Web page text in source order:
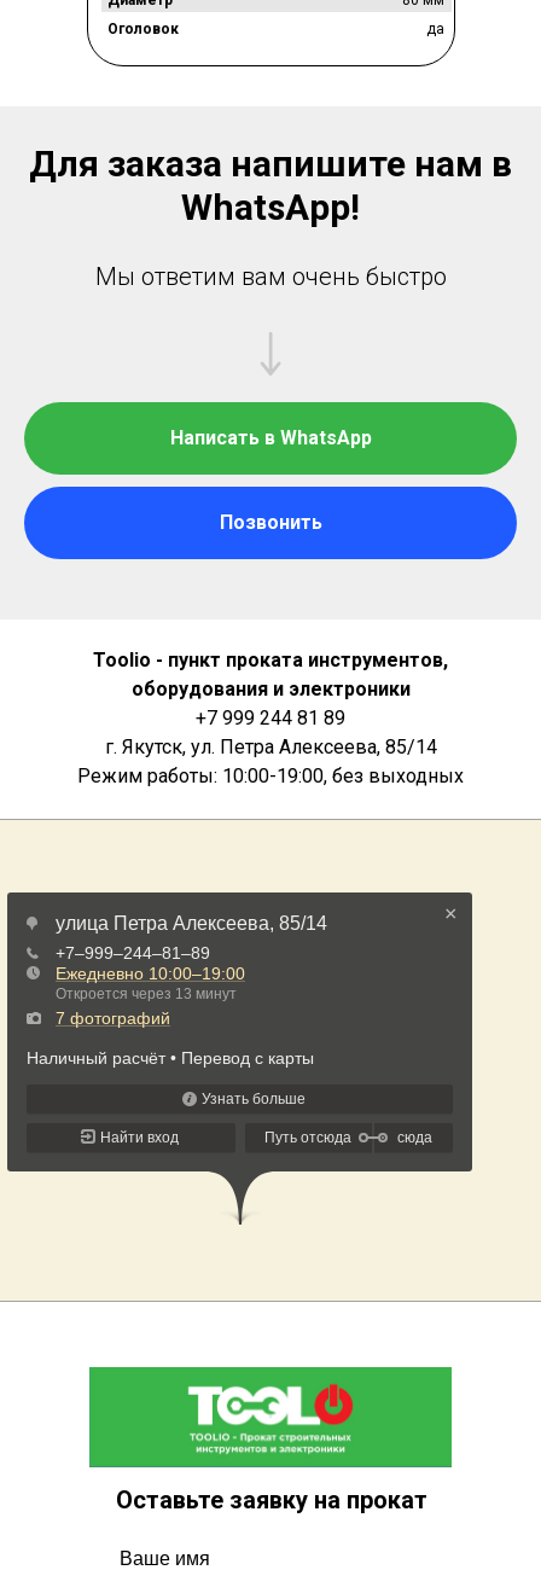
Оголовок
да
Для заказа напишите нам в
WhatsApp!
Мы ответим вам очень быстро
Написать в WhatsApp
Позвонить
Toolio - пункт проката инструментов,
оборудования и электроники
+7 999 244 81 89
г. Якутск, ул. Петра Алексеева, 85/14
Режим работы: 10:00-19:00, без выходных
Ваше имя
Оставьте заявку на прокат